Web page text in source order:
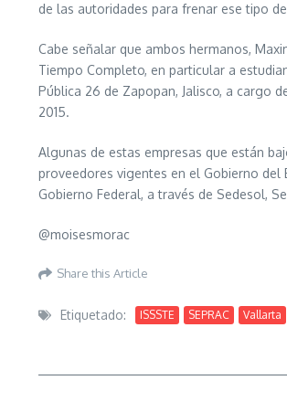
de las autoridades para frenar ese tipo
Cabe señalar que ambos hermanos,
Tiempo Completo, en particular a
Pública 26 de Zapopan, Jalisco, a cargo
2015.
Algunas de estas empresas que están
proveedores vigentes en el Gobierno
Gobierno Federal, a través de Sedesol,
@moisesmorac
Share this Article
Etiquetado: ISSSTE SEPRAC Vallarta